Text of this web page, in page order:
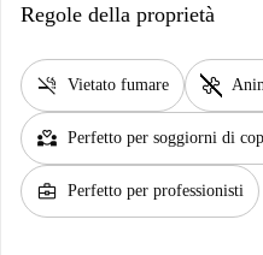
Regole della proprietà
smoke_free Vietato fumare pet_supplies
partner_heart Perfetto per soggiorni di
business_center Perfetto per professionisti